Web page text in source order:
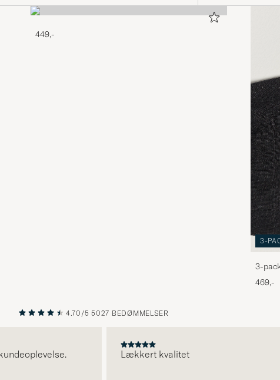
449,-
3-
3-
469,-
FORRIGE
4.70/5 5027 BEDØMMELSER
Lækkert kvalitet